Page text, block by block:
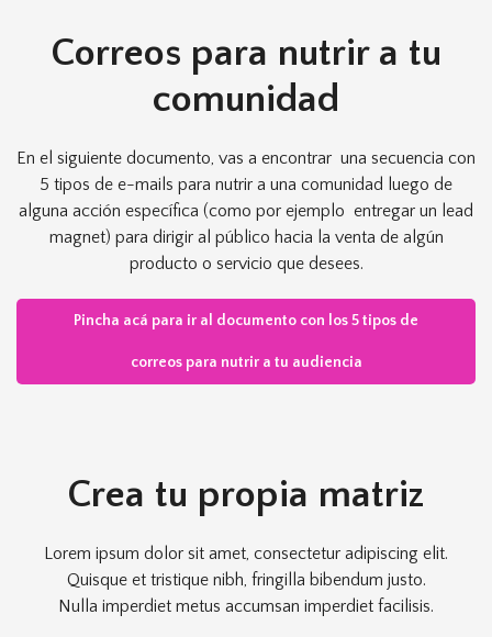
Correos para nutrir a tu
comunidad
En el siguiente documento, vas a encontrar una secuencia con
5 tipos de e-mails para nutrir a una comunidad luego de
alguna acción específica (como por ejemplo entregar un lead
magnet) para dirigir al público hacia la venta de algún
producto o servicio que desees.
Pincha acá para ir al documento con los 5 tipos de
correos para nutrir a tu audiencia
Crea tu propia matriz
Lorem ipsum dolor sit amet, consectetur adipiscing elit.
Quisque et tristique nibh, fringilla bibendum justo.
Nulla imperdiet metus accumsan imperdiet facilisis.